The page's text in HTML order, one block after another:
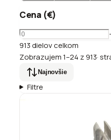
Cena (€)
913dielovcelkom
Zobrazujem1–24 z913·
Najnovšie
Filtre